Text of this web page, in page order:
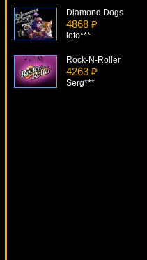
Diamond Dogs
4868 ₽
loto***
Rock-N-Roller
4263 ₽
Serg***